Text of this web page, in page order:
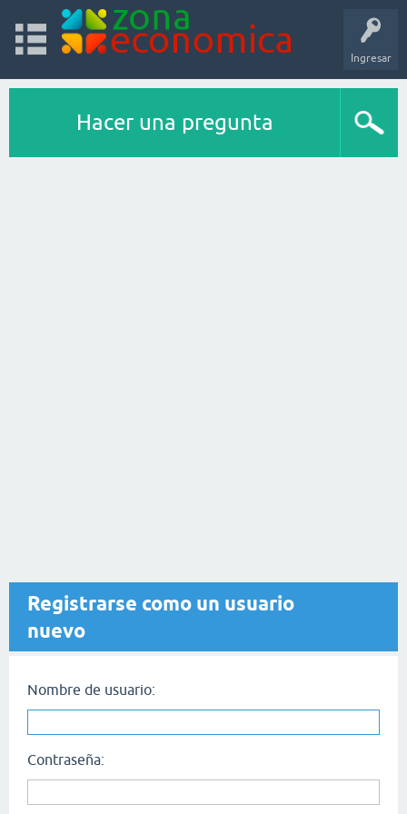
Ingresar
Hacer una pregunta
Registrarse como un usuario
nuevo
Nombre de usuario:
Contraseña: